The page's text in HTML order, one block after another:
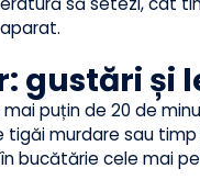
pe care le
să setezi,
aparat.
gustări
mai puțin de 20 de
tigăi murdare sau